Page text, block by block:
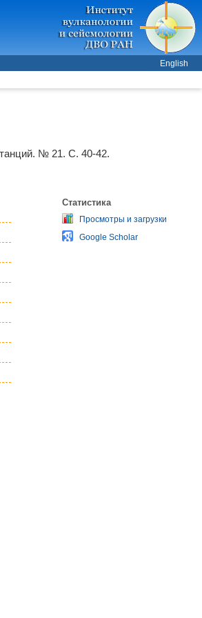
English
№ 21. С. 40-42.
Статистика
Просмотры и загрузки
Google Scholar